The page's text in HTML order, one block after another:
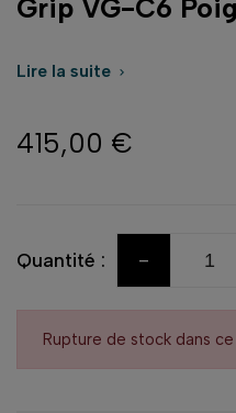
Grip VG-C6
Lire la suite 
415,00 €
Quantité : -
Rupture de stock dans ce